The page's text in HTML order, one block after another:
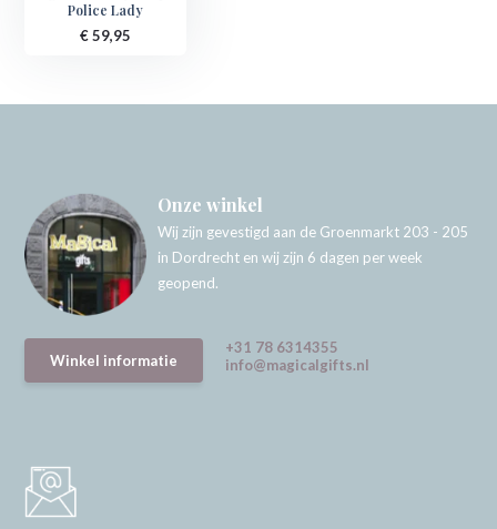
Police Lady
€ 59,95
Onze winkel
Wij zijn gevestigd aan de Groenmarkt 203 - 205
in Dordrecht en wij zijn 6 dagen per week
geopend.
Winkel informatie
+31 78 6314355
info@magicalgifts.nl